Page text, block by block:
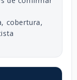
cobertura,